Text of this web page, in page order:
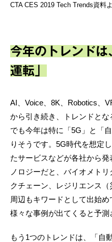
CTA CES 2019 Tech Trends資料
今年のトレンド
運転」
AI、Voice、8K、Robotics、
から引き続き、トレンドと
でも今年は特に「5G」と「
りそうです。5G時代を想定
たサービスなどが各社から
ノロジーだと、バイオメト
クチェーン、レジリエンス（
周辺もキワードとして出始め
様々な事例が出てくると予測
もう1つのトレンドは、「自